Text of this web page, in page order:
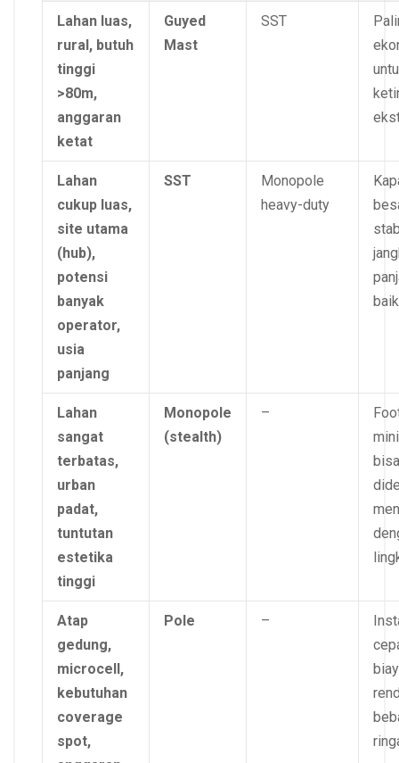
Lahan luas,
rural, butuh
tinggi
>80m,
anggaran
ketat
Guyed
Mast
SST
Lahan
cukup luas,
site utama
(hub),
potensi
banyak
operator,
usia
panjang
SST
Monopole
heavy-duty
Lahan
sangat
terbatas,
urban
padat,
tuntutan
estetika
tinggi
Monopole
(stealth)
–
bisa
Atap
gedung,
microcell,
kebutuhan
coverage
spot,
Pole –